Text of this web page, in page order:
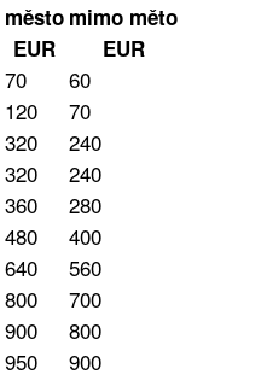
město mimo měto
EUR EUR
70
60
120
70
320
240
320
240
360
280
480
400
640
560
800
700
900
800
950
900